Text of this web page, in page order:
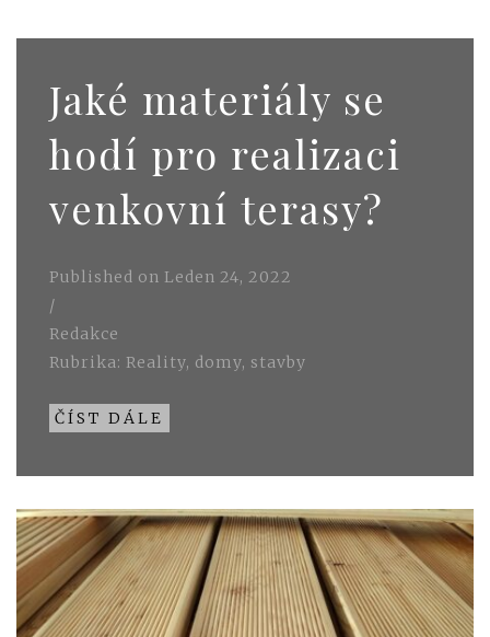
Jaké materiály se
hodí pro realizaci
venkovní terasy?
Published on Leden 24, 2022
/
Redakce
Rubrika: Reality, domy, stavby
ČÍST DÁLE